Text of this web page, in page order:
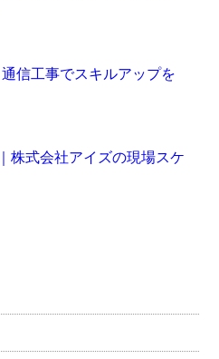
信工事でスキルアップを
株式会社アイズの現場スケ